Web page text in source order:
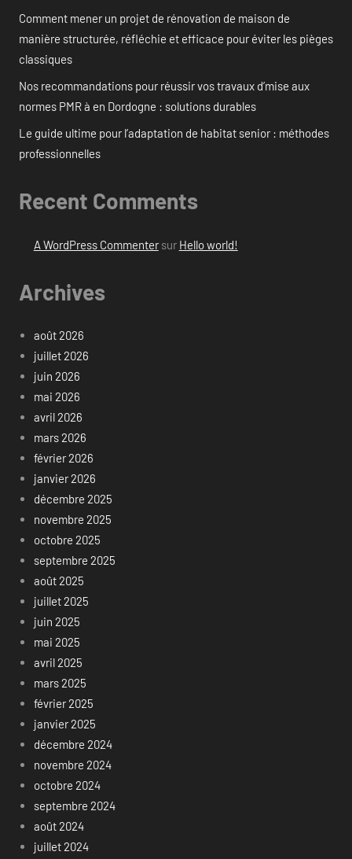
Comment mener un projet de rénovation de maison de
manière structurée, réfléchie et efficace pour éviter les pièges
classiques
Nos recommandations pour réussir vos travaux d’mise aux
normes PMR à en Dordogne : solutions durables
Le guide ultime pour l’adaptation de habitat senior : méthodes
professionnelles
Recent Comments
A WordPress Commentersur Hello world!
Archives
août 2026
juillet 2026
juin 2026
mai 2026
avril 2026
mars 2026
février 2026
janvier 2026
décembre 2025
novembre 2025
octobre 2025
septembre 2025
août 2025
juillet 2025
juin 2025
mai 2025
avril 2025
mars 2025
février 2025
janvier 2025
décembre 2024
novembre 2024
octobre 2024
septembre 2024
août 2024
juillet 2024